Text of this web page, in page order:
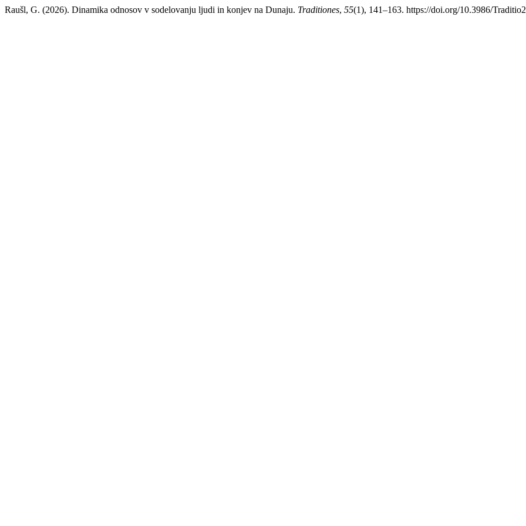
Raušl, G. (2026). Dinamika odnosov v sodelovanju ljudi in konjev na Dunaju. Traditiones, 55(1), 141–163. https://doi.org/10.3986/